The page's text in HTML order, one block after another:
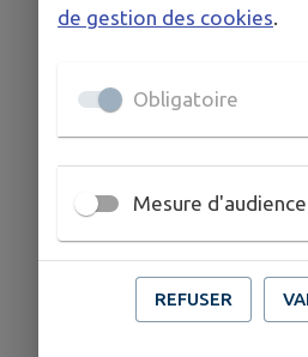
de gestion des cookies
Obligatoire
Mesure
REFUSER